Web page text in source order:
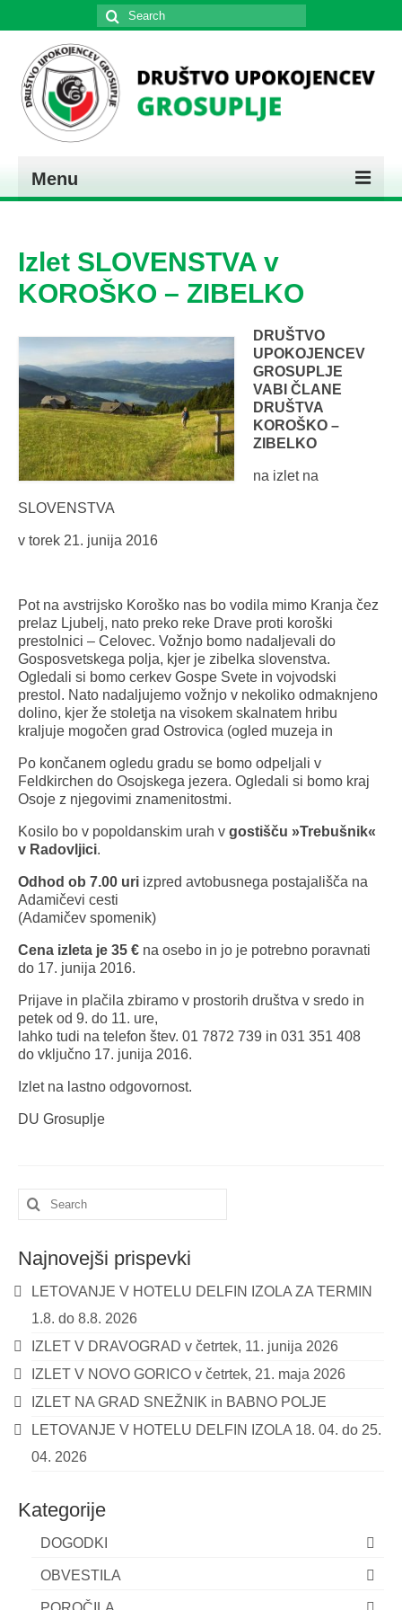
Search
for:
Menu
PREDSTAVITEV
KONTAKT
Izlet SLOVENSTVA v
KOROŠKO – ZIBELKO
DRUŠTVO
UPOKOJENCEV
GROSUPLJE
VABI ČLANE
DRUŠTVA
KOROŠKO –
ZIBELKO
na izlet na
SLOVENSTVA
v torek 21. junija 2016
Pot na avstrijsko Koroško nas bo vodila mimo Kranja čez
prelaz Ljubelj, nato preko reke Drave proti koroški
prestolnici – Celovec. Vožnjo bomo nadaljevali do
Gosposvetskega polja, kjer je zibelka slovenstva.
Ogledali si bomo cerkev Gospe Svete in vojvodski
prestol. Nato nadaljujemo vožnjo v nekoliko odmaknjeno
dolino, kjer že stoletja na visokem skalnatem hribu
kraljuje mogočen grad Ostrovica (ogled muzeja in
Po končanem ogledu gradu se bomo odpeljali v
Feldkirchen do Osojskega jezera. Ogledali si bomo kraj
Osoje z njegovimi znamenitostmi.
Kosilo bo v popoldanskim urah v gostišču »Trebušnik«
v Radovljici.
Odhod ob 7.00 uri izpred avtobusnega postajališča na
Adamičevi cesti
(Adamičev spomenik)
Cena izleta je 35 € na osebo in jo je potrebno poravnati
do 17. junija 2016.
Prijave in plačila zbiramo v prostorih društva v sredo in
petek od 9. do 11. ure,
lahko tudi na telefon štev. 01 7872 739 in 031 351 408
do vključno 17. junija 2016.
Izlet na lastno odgovornost.
DU Grosuplje
Search
for:
Najnovejši prispevki
LETOVANJE V HOTELU DELFIN IZOLA ZA TERMIN
1.8. do 8.8. 2026
IZLET V DRAVOGRAD v četrtek, 11. junija 2026
IZLET V NOVO GORICO v četrtek, 21. maja 2026
IZLET NA GRAD SNEŽNIK in BABNO POLJE
LETOVANJE V HOTELU DELFIN IZOLA 18. 04. do 25.
04. 2026
Kategorije
DOGODKI
OBVESTILA